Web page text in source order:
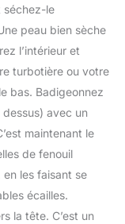
séchez-le
peau bien sèche
l’intérieur et
turbotière ou votre
bas. Badigeonnez
avec un
maintenant le
de fenouil
les faisant se
écailles.
la tête. C’est un